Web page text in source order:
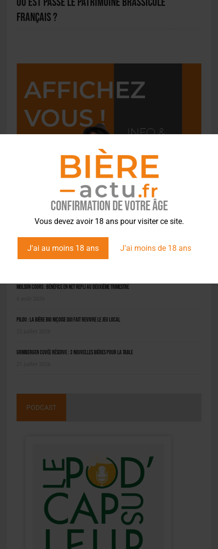
Confirmation de votre âge
Vous devez avoir 18 ans pour visiter ce site.
J'ai au moins 18 ans J'ai moins de 18 ans
français ?
Molson Coors : bénéfice en net repli au deuxième trimestre
Pilou : la bière bio niçoise qui fait revivre le jeu local
Grimbergen Cuvée Réserve : 3 nouvelles bières pour la table
PODCAST